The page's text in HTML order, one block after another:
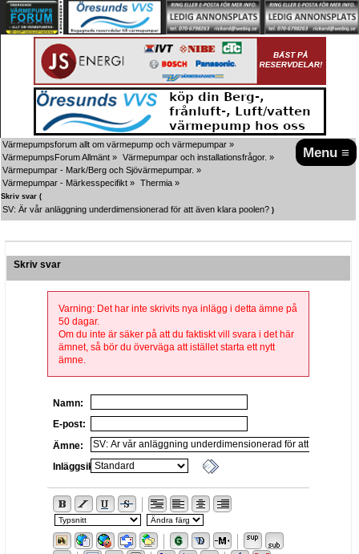
Menu ≡
Värmepumpsforum allt om värmepump och värmepumpar »
VärmepumpsForum Allmänt » Värmepumpar och installationsfrågor. »
Värmepumpar - Mark/Berg och Sjövärmepumpar. »
Värmepumpar - Märkesspecifikt » Thermia »
Skriv svar (
SV: Är vår anläggning underdimensionerad för att även klara poolen? )
Skriv svar
Varning: Det har inte skrivits nya inlägg i detta ämne på
50 dagar.
Om du inte är säker på att du faktiskt vill svara i det här
ämnet, så bör du överväga att istället starta ett nytt
ämne.
Namn:
E-post:
Ämne:
Inläggsikon: